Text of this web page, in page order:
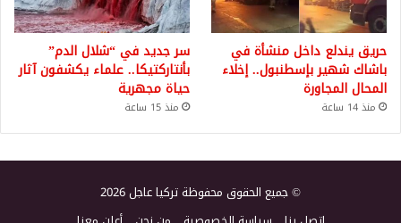
حريق يندلع داخل منشأة في
باشاك شهير بإسطنبول.. إخلاء
المحال المجاورة
منذ 14 ساعة
سر جديد في “شلال الدم”
بأنتاركتيكا.. علماء يكشفون آثار
حياة مجهرية
منذ 15 ساعة
© جميع الحقوق محفوظة تركيا عاجل 2026